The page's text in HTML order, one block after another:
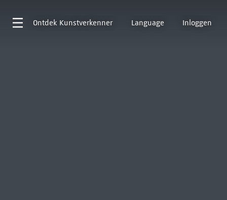
Ontdek Kunstverkenner Language Inloggen